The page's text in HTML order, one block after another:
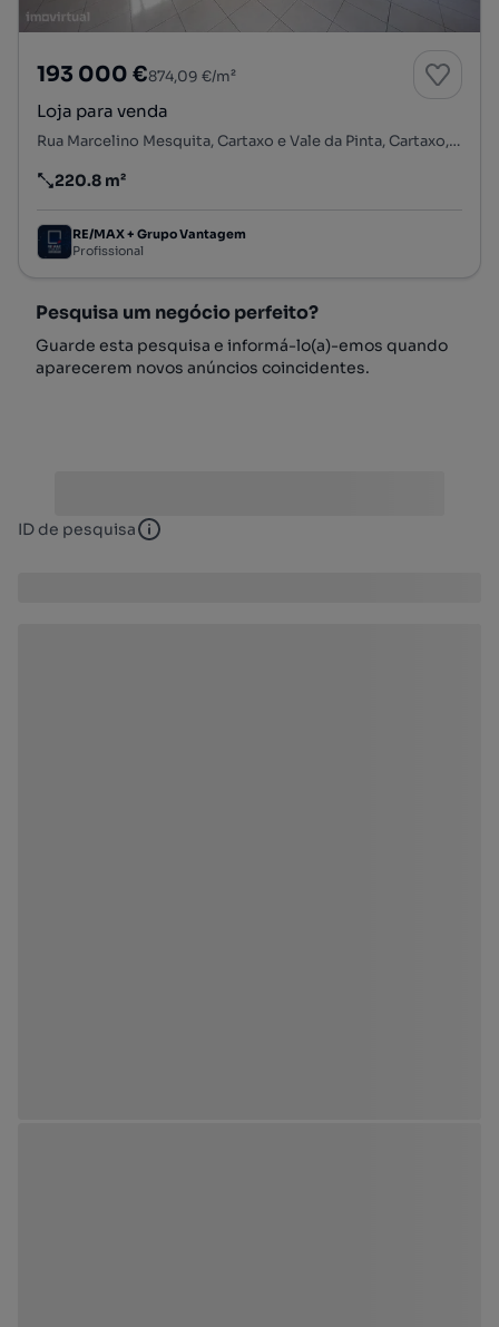
193 000 €874,09 €/m²
Loja para venda
Rua Marcelino Mesquita, Cartaxo e Vale da Pinta, Cartaxo, Santarém
Preço por metro quadrado
220.8 m²
RE/MAX + Grupo Vantagem
Profissional
Pesquisa um negócio perfeito?
Guarde esta pesquisa e informá-lo(a)-emos quando
aparecerem novos anúncios coincidentes.
ID de pesquisa ID de pesquisa